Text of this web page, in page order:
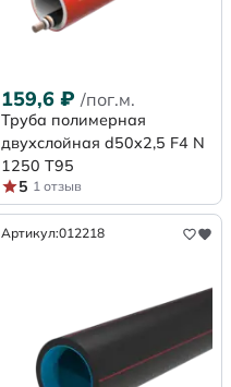
159,6 ₽ /пог.м.
Труба полимерная
двухслойная d50x2,5 F4 N
1250 Т95
5 1 отзыв
Артикул:012218